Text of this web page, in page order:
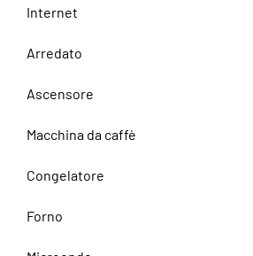
Internet
Arredato
Ascensore
Macchina da caffè
Congelatore
Forno